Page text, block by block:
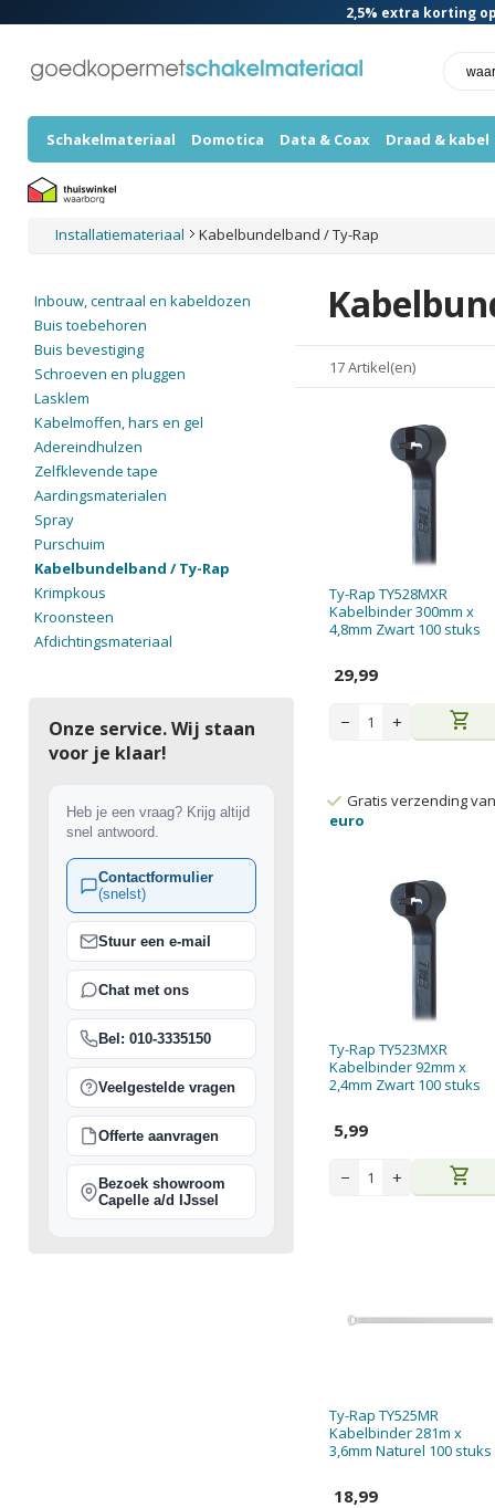
2,5% extra korting
Schakelmateriaal Domotica Data & Coax Draad & kabel
Installatiemateriaal Kabelbundelband / Ty-Rap
17 Artikel(en)
Ty-Rap TY528MXR
Kabelbinder 300mm x
4,8mm Zwart 100 stuks
29,99
− + shopping_cart
Gratis verzending
euro
Ty-Rap TY523MXR
Kabelbinder 92mm x
2,4mm Zwart 100 stuks
5,99
− + shopping_cart
Ty-Rap TY525MR
Kabelbinder 281m x
3,6mm Naturel 100 stuks
18,99
Inbouw, centraal en kabeldozen
Buis toebehoren
Buis bevestiging
Schroeven en pluggen
Lasklem
Kabelmoffen, hars en gel
Adereindhulzen
Zelfklevende tape
Aardingsmaterialen
Spray
Purschuim
Kabelbundelband / Ty-Rap
Krimpkous
Kroonsteen
Afdichtingsmateriaal
Onze service. Wij staan
voor je klaar!
Heb je een vraag? Krijg altijd
snel antwoord.
Contactformulier
(snelst)
Stuur een e-mail
Chat met ons
Bel: 010-3335150
Veelgestelde vragen
Offerte aanvragen
Bezoek showroom
Capelle a/d IJssel